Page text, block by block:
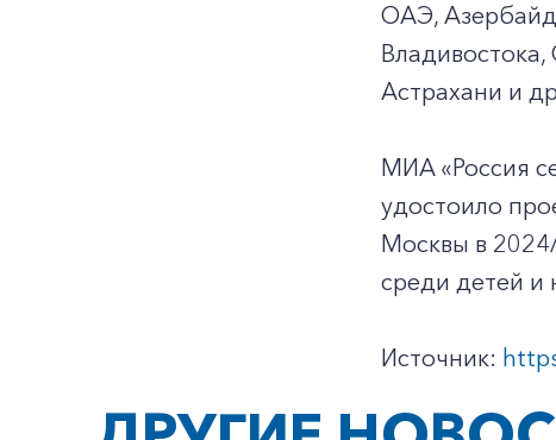
ОАЭ,
Астрахани и
МИА «Россия
удостоило
Москвы в
среди детей и
Источник: